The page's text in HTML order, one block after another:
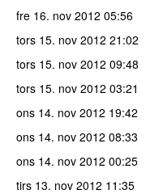
fre 16. nov 2012 05:56
tors 15. nov 2012 21:02
tors 15. nov 2012 09:48
tors 15. nov 2012 03:21
ons 14. nov 2012 19:42
ons 14. nov 2012 08:33
ons 14. nov 2012 00:25
tirs 13. nov 2012 11:35